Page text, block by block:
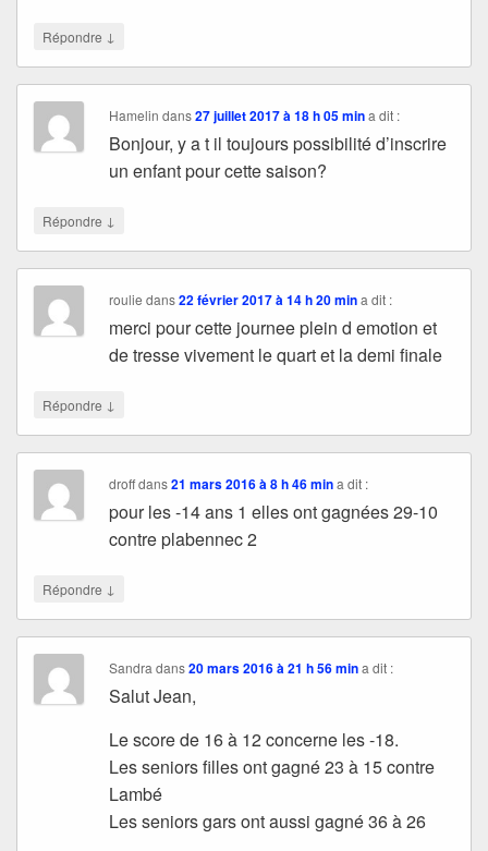
Répondre ↓
Hamelin dans27 juillet 2017 à 18 h 05 min a dit :
Bonjour, y a t il toujours possibilité d’inscrire
un enfant pour cette saison?
Répondre ↓
roulie dans22 février 2017 à 14 h 20 min a dit :
merci pour cette journee plein d emotion et
de tresse vivement le quart et la demi finale
Répondre ↓
droffdans21 mars 2016 à 8 h 46 min a dit :
pour les -14 ans 1 elles ont gagnées 29-10
contre plabennec 2
Répondre ↓
Sandradans20 mars 2016 à 21 h 56 min a dit :
Salut Jean,
Le score de 16 à 12 concerne les -18.
Les seniors filles ont gagné 23 à 15 contre
Lambé
Les seniors gars ont aussi gagné 36 à 26